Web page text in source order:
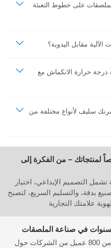
على خطوط التعبئة
مقابل اليدوية؟
درجة حرارة الانكماش مع
سليف لأنواع مختلفة من
– من الفكرة إلى
التصميم الإبداعي، اختيار
بدقة، والتسليم السريع، لتصبح
علامتك التجارية
نحن مصدر موثوق لأكثر من 800 عميل من الشركات حول